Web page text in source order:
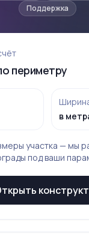
Поддержка
периметру
в
участка — мы
под ваши